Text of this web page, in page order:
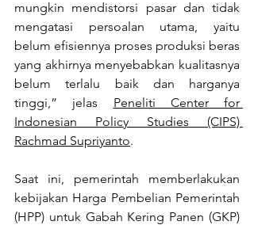
mungkin mendistorsi pasar dan tidak
mengatasi persoalan utama, yaitu
belum efisiennya proses produksi beras
yang akhirnya menyebabkan kualitasnya
belum terlalu baik dan harganya
tinggi,” jelas Peneliti Center for
Indonesian Policy Studies (CIPS)
Rachmad Supriyanto.
Saat ini, pemerintah memberlakukan
kebijakan Harga Pembelian Pemerintah
(HPP) untuk Gabah Kering Panen (GKP)